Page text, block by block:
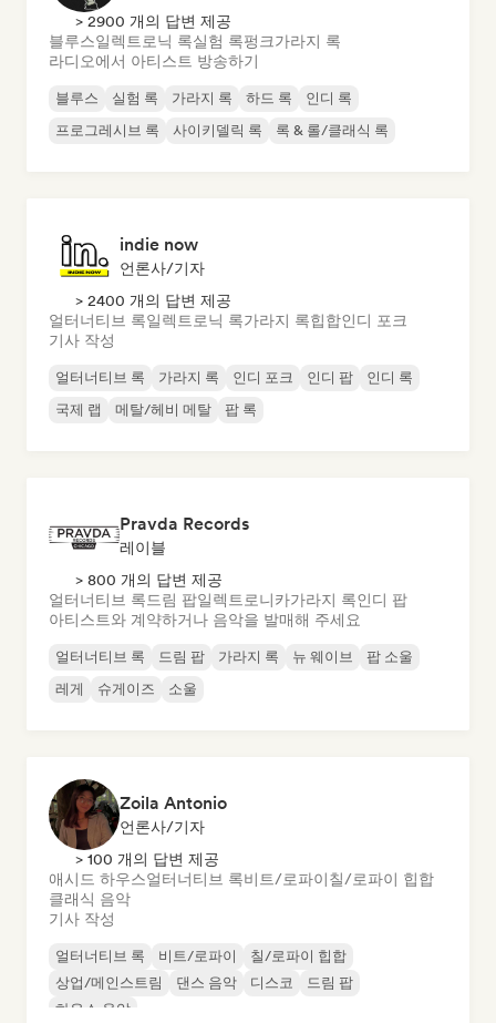
> 2900 개의 답변 제공
블루스일렉트로닉 록실험 록펑크가라지 록
라디오에서 아티스트 방송하기
블루스 실험 록 가라지 록 하드 록
인디 록
프로그레시브 록
사이키델릭 록 록 & 롤/클래식 록
indie now
언론사/기자
> 2400 개의 답변 제공
얼터너티브 록일렉트로닉 록가라지 록힙합인디 포크
기사 작성
얼터너티브 록 가라지 록 인디 포크 인디 팝
인디 록
국제 랩
메탈/헤비 메탈 팝 록
Pravda Records
레이블
> 800 개의 답변 제공
얼터너티브 록드림 팝일렉트로니카가라지 록인디 팝
아티스트와 계약하거나 음악을 발매해 주세요
얼터너티브 록 드림 팝 가라지 록 뉴 웨이브
팝 소울
레게
슈게이즈 소울
Zoila Antonio
언론사/기자
> 100 개의 답변 제공
애시드 하우스얼터너티브 록비트/로파이칠/로파이 힙합
클래식 음악
기사 작성
얼터너티브 록 비트/로파이
칠/로파이 힙합
상업/메인스트림
댄스 음악 디스코
드림 팝
하우스 음악